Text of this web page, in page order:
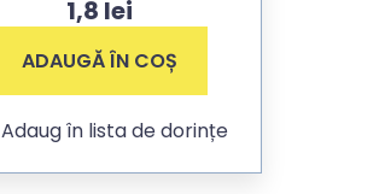
1,8 lei
ADAUGĂ ÎN COȘ
Adaug în lista de dorințe